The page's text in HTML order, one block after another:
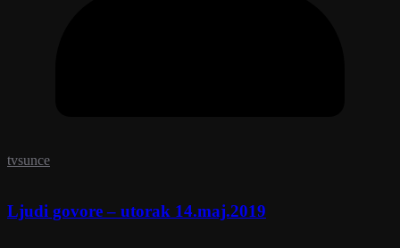
tvsunce
Ljudi govore – utorak 14.maj.2019